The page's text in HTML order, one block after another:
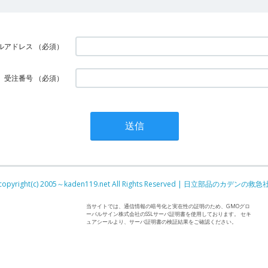
アドレス （必須）
受注番号 （必須）
2005～kaden119.net All Rights Reserved | 日立部品のカデンの救急
当サイトでは、通信情報の暗号化と実在性の証明のため、GMOグロ
ーバルサイン株式会社のSSLサーバ証明書を使用しております。 セキ
ュアシールより、サーバ証明書の検証結果をご確認ください。